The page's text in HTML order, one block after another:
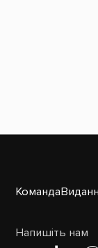
Команда
Напишіть нам